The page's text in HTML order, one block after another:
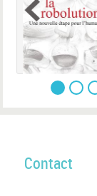
Contact